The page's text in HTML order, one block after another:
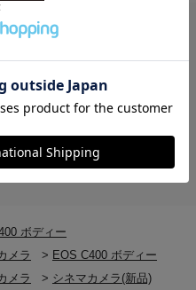
ヤノン独自のビデオフォ
S」を採用していま
リール番号をファイル名
ラを多数使う撮影現場に
くなり、ワークフローの
はキヤノン公式ホームペ
ます。
、Canon 709、BT.709
、PQ、HLG
ボディー
メラ > EOS C400 ボディー
メラ > シネマカメラ(新品)